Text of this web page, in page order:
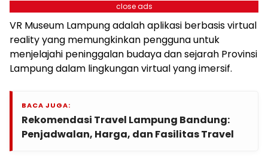
close ads
VR Museum Lampung adalah aplikasi berbasis virtual
reality yang memungkinkan pengguna untuk
menjelajahi peninggalan budaya dan sejarah Provinsi
Lampung dalam lingkungan virtual yang imersif.
BACA JUGA:
Rekomendasi Travel Lampung Bandung:
Penjadwalan, Harga, dan Fasilitas Travel